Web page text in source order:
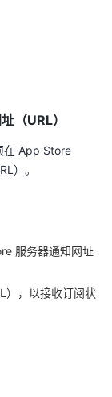
（URL）
在 App Store
）。
服务器通知网址
），以接收订阅状